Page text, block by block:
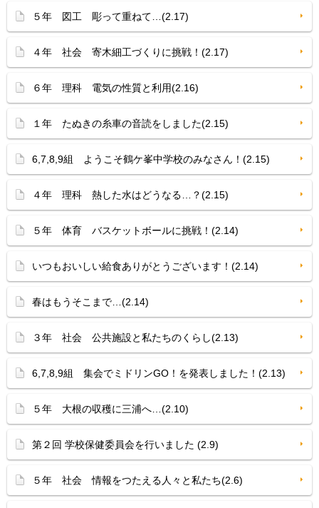
５年 図工 彫って重ねて…(2.17)
４年 社会 寄木細工づくりに挑戦！(2.17)
６年 理科 電気の性質と利用(2.16)
１年 たぬきの糸車の音読をしました(2.15)
6,7,8,9組 ようこそ鶴ケ峯中学校のみなさん！(2.15)
４年 理科 熱した水はどうなる…？(2.15)
５年 体育 バスケットボールに挑戦！(2.14)
いつもおいしい給食ありがとうございます！(2.14)
春はもうそこまで…(2.14)
３年 社会 公共施設と私たちのくらし(2.13)
6,7,8,9組 集会でミドリンGO！を発表しました！(2.13)
５年 大根の収穫に三浦へ…(2.10)
第２回 学校保健委員会を行いました (2.9)
５年 社会 情報をつたえる人々と私たち(2.6)